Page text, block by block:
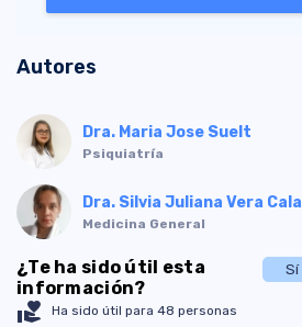
Autores
Dra. Maria Jose Suelt
Psiquiatría
Dra. Silvia Juliana Vera Cala
Medicina General
¿Te ha sido útil esta
información?
Sí
volunteer_activism Ha sido útil para 48 personas